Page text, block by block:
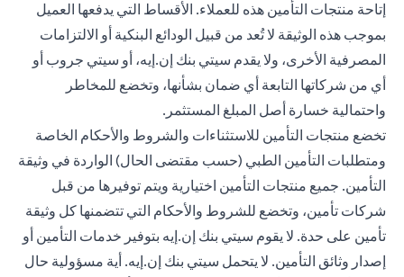
إتاحة منتجات التأمين هذه للعملاء. الأقساط التي يدفعها العميل
بموجب هذه الوثيقة لا تُعد من قبيل الودائع البنكية أو الالتزامات
المصرفية الأخرى، ولا يقدم سيتي بنك إن.إيه، أو سيتي جروب أو
أي من شركاتها التابعة أي ضمان بشأنها، وتخضع للمخاطر
واحتمالية خسارة أصل المبلغ المستثمر.
تخضع منتجات التأمين للاستثناءات والشروط والأحكام الخاصة
ومتطلبات التأمين الطبي (حسب مقتضى الحال) الواردة في وثيقة
التأمين. جميع منتجات التأمين اختيارية ويتم توفيرها من قبل
شركات تأمين، وتخضع للشروط والأحكام التي تتضمنها كل وثيقة
تأمين على حدة. لا يقوم سيتي بنك إن.إيه بتوفير خدمات التأمين أو
إصدار وثائق التأمين. لا يتحمل سيتي بنك إن.إيه. أية مسؤولية حال